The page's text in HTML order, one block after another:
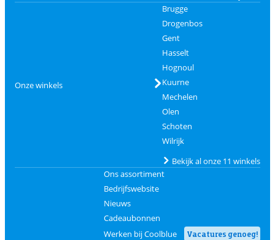
Onze winkels
Brugge
Drogenbos
Gent
Hasselt
Hognoul
Kuurne
Mechelen
Olen
Schoten
Wilrijk
Bekijk al onze 11 winkels
Ons assortiment
Bedrijfswebsite
Nieuws
Cadeaubonnen
Werken bij Coolblue
Vacatures genoeg!